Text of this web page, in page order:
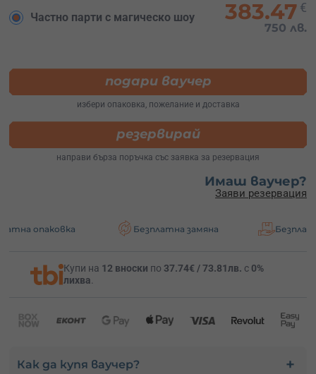
Частно парти с магическо шоу 383.47 €
750 лв.
подари ваучер
избери опаковка, пожелание и доставка
резервирай
направи бърза поръчка със заявка за резервация
Имаш ваучер?
Заяви резервация
Безплатна замяна Безплатна
Купи на 12 вноски по 37.74€ / 73.81лв. с 0%
лихва.
Как да купя ваучер?